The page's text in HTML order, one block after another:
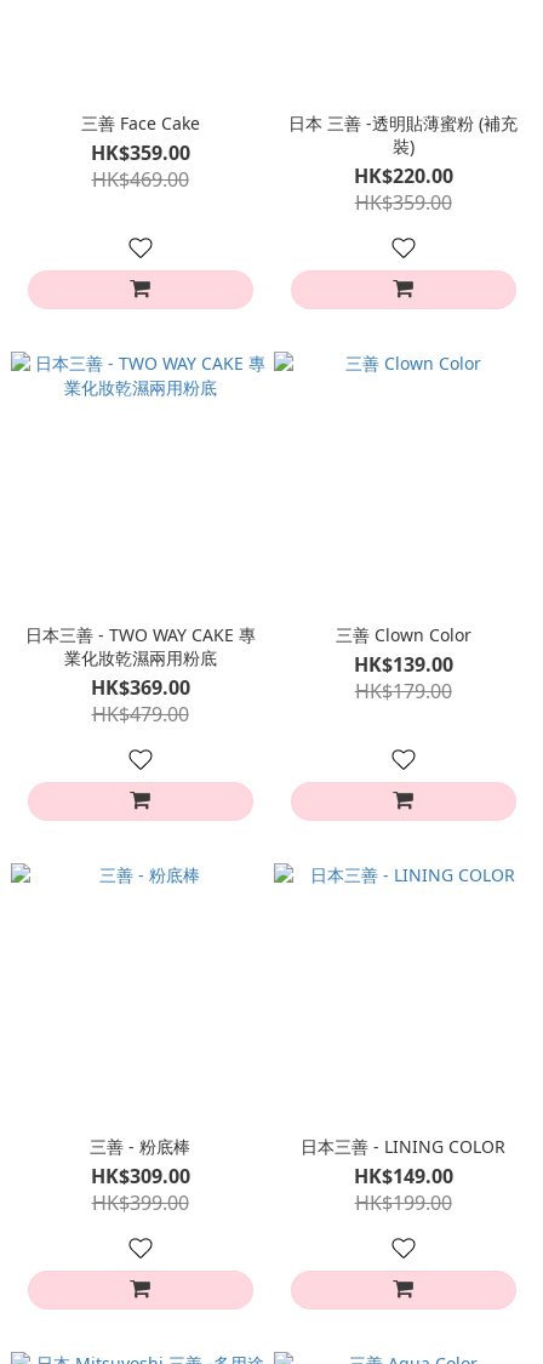
三善 Face Cake
HK$359.00
HK$469.00
日本 三善 -透明貼薄蜜粉 (補充
裝)
HK$220.00
HK$359.00
日本三善 - TWO WAY CAKE 專
業化妝乾濕兩用粉底
HK$369.00
HK$479.00
三善 Clown Color
HK$139.00
HK$179.00
三善 - 粉底棒
HK$309.00
HK$399.00
日本三善 - LINING COLOR
HK$149.00
HK$199.00